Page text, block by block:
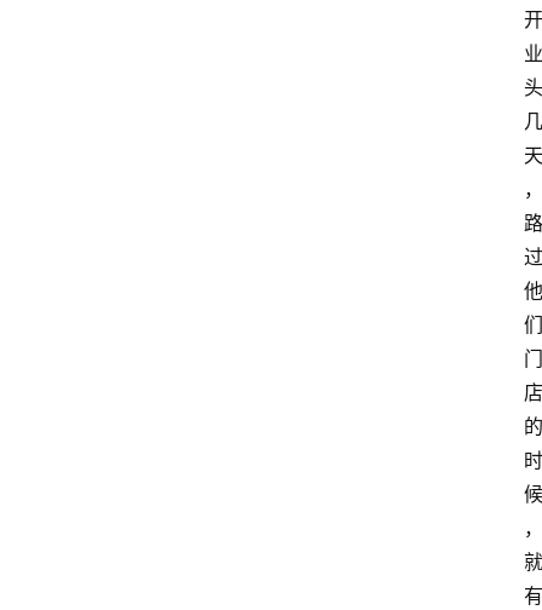
开
业
头
几
天
，
路
过
他
们
门
店
的
时
候
，
就
有